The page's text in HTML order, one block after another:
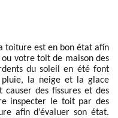
toiture est en bon état afin
votre toit de maison des
du soleil en été font
pluie, la neige et la glace
des fissures et des
inspecter le toit par des
afin d’évaluer son état.